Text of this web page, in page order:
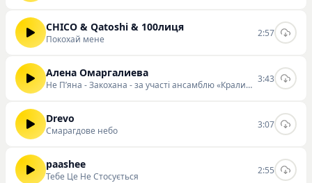
CHICO & Qatoshi & 100лиця
Покохай мене
2:57
Алена Омаргалиева
Не Пʼяна - Закохана - за участі ансамблю «Кралиця»
3:43
Drevo
Смарагдове небо
3:07
paashee
Тебе Це Не Стосується
2:55